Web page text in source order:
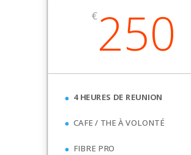
€250
4 HEURES DE REUNION
CAFE / THE À VOLONTÉ
FIBRE PRO